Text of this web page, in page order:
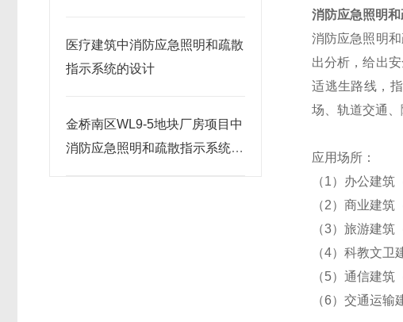
消防应急照明
消防应急照明
出分析，给出
适逃生路线，
场、轨道交通
应用场所：
（1）办公建筑
（2）商业建筑
（3）旅游建筑
（4）科教文
（5）通信建筑
（6）交通运输
医疗建筑中消防应急照明和疏散
指示系统的设计
金桥南区WL9-5地块厂房项目中
消防应急照明和疏散指示系统的